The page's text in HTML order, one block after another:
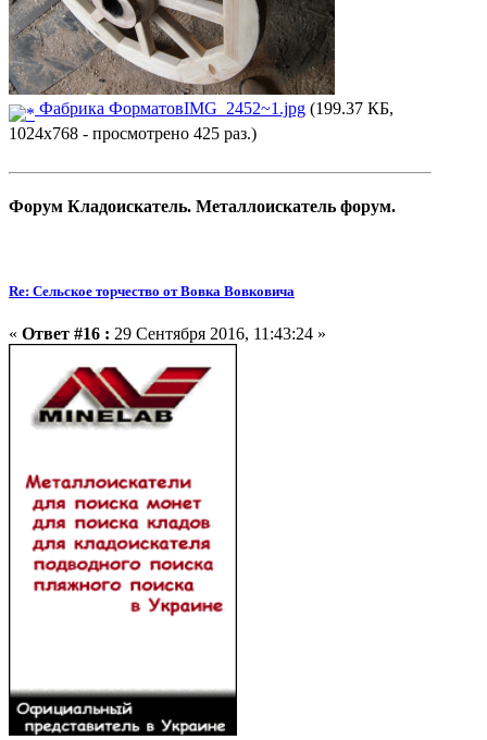
Фабрика ФорматовIMG_2452~1.jpg (199.37 КБ,
1024x768 - просмотрено 425 раз.)
Форум Кладоискатель. Металлоискатель форум.
Re: Сельское торчество от Вовка Вовковича
« Ответ #16 : 29 Сентября 2016, 11:43:24 »